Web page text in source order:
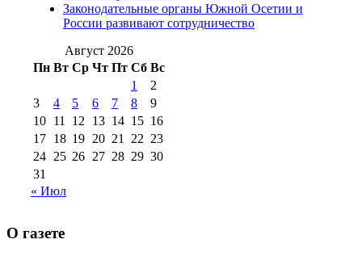
августа 2012 г(14) №98+99 11 июля
2017 г(9)
№99 4 августа
2016 г(12) №99 8 июля 2014 г
августа 2012 г(11)
августа 2013 г
(12)
Законодательные органы Южной Осетии и
России развивают сотрудничество
Август 2026
Пн Вт Ср Чт Пт Сб Вс
1
2
3
4 5 6 7 8
9
10 11 12 13 14 15 16
17 18 19 20 21 22 23
24 25 26 27 28 29 30
31
« Июл
О газете